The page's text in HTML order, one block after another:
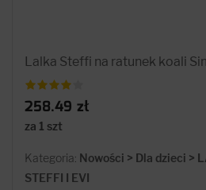
Lalka Steffi na ratunek koali
258.49 zł
za 1 szt
Kategoria: Nowości > Dla dzieci >
STEFFI I EVI